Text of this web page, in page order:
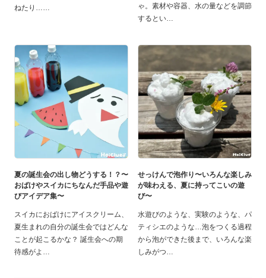
ねたり…
ゃ。素材や容器、水の量などを調節
するとい
夏の誕生会の出し物どうする！？〜
おばけやスイカにちなんだ手品や遊
びアイデア集〜
スイカにおばけにアイスクリーム、
夏生まれの自分の誕生会ではどんな
ことが起こるかな？ 誕生会への期
待感がよ
せっけんで泡作り〜いろんな楽しみ
が味わえる、夏に持ってこいの遊
び〜
水遊びのような、実験のような、パ
ティシエのような…泡をつくる過程
から泡ができた後まで、いろんな楽
しみがつ